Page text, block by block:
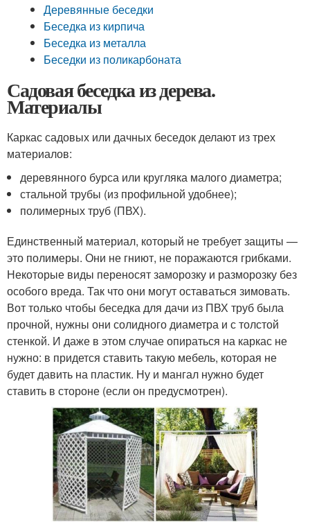
Деревянные беседки
Беседка из кирпича
Беседка из металла
Беседки из поликарбоната
Садовая беседка из дерева.
Материалы
Каркас садовых или дачных беседок делают из трех
материалов:
деревянного бурса или кругляка малого диаметра;
стальной трубы (из профильной удобнее);
полимерных труб (ПВХ).
Единственный материал, который не требует защиты —
это полимеры. Они не гниют, не поражаются грибками.
Некоторые виды переносят заморозку и разморозку без
особого вреда. Так что они могут оставаться зимовать.
Вот только чтобы беседка для дачи из ПВХ труб была
прочной, нужны они солидного диаметра и с толстой
стенкой. И даже в этом случае опираться на каркас не
нужно: в придется ставить такую мебель, которая не
будет давить на пластик. Ну и мангал нужно будет
ставить в стороне (если он предусмотрен).